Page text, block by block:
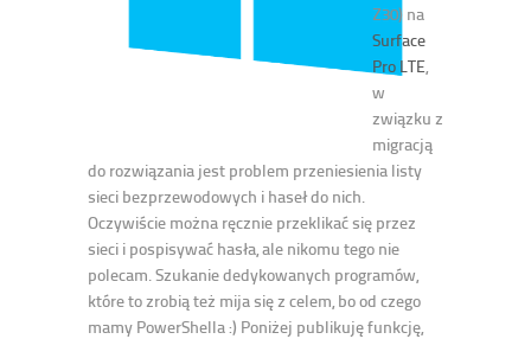
Z30) na
Surface
Pro LTE
w
związku z
migracją
do rozwiązania jest problem przeniesienia listy
sieci bezprzewodowych i haseł do nich.
Oczywiście można ręcznie przeklikać się przez
sieci i pospisywać hasła, ale nikomu tego nie
polecam. Szukanie dedykowanych programów,
które to zrobią też mija się z celem, bo od czego
mamy PowerShella :) Poniżej publikuję funkcję,